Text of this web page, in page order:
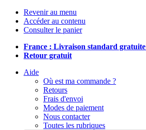
Revenir au menu
Accéder au contenu
Consulter le panier
France : Livraison standard gratuite
Retour gratuit
Aide
Où est ma commande ?
Retours
Frais d'envoi
Modes de paiement
Nous contacter
Toutes les rubriques